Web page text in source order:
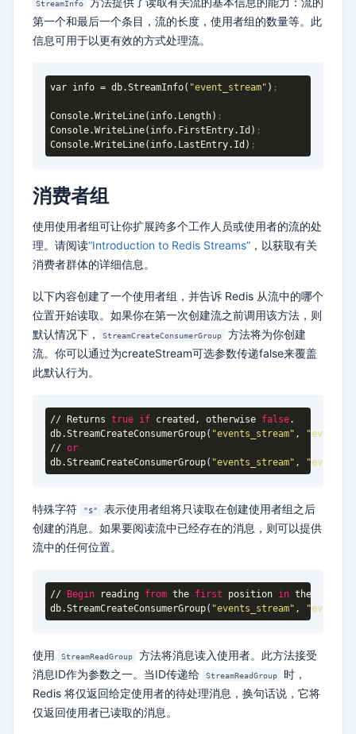
StreamInfo
第一个和最后一个条目，流的长度，使用者组的数量等。此
信息可用于以更有效的方式处理流。
var info = db.StreamInfo( "event_stream" ) ;
Console.WriteLine(info.Length) ;
Console.WriteLine(info.FirstEntry.Id ) ;
Console.WriteLine(info.LastEntry.Id ) ;
消费者组
使用使用者组可让你扩展跨多个工作人员或使用者的流的处
理。请阅读“Introduction to Redis Streams” ，以获取有关
消费者群体的详细信息。
以下内容创建了一个使用者组，并告诉 Redis 从流中的哪个
位置开始读取。如果你在第一次创建流之前调用该方法，则
默认情况下，
StreamCreateConsumerGroup
方法将为你创建
流。你可以通过为createStream可选参数传递false来覆盖
此默认行为。
// Returns true if created, otherwise false.
db.StreamCreateConsumerGroup( "events_stream" ,
// or
db.StreamCreateConsumerGroup( "events_stream" ,
特殊字符 "$"
表示使用者组将只读取在创建使用者组之后
创建的消息。如果要阅读流中已经存在的消息，则可以提供
流中的任何位置。
// Begin reading from the first position in the stream.
db.StreamCreateConsumerGroup( "events_stream" ,
使用 StreamReadGroup
方法将消息读入使用者。此方法接受
消息ID作为参数之一。当ID传递给
StreamReadGroup
时，
Redis 将仅返回给定使用者的待处理消息，换句话说，它将
仅返回使用者已读取的消息。